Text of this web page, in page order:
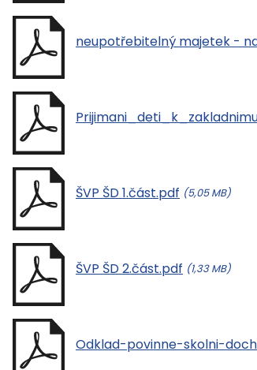
neupotřebitelný majetek -
ŠVP ŠD 1.část.pdf (5,05 MB)
ŠVP ŠD 2.část.pdf (1,33 MB)
Odklad-povinne-skolni-